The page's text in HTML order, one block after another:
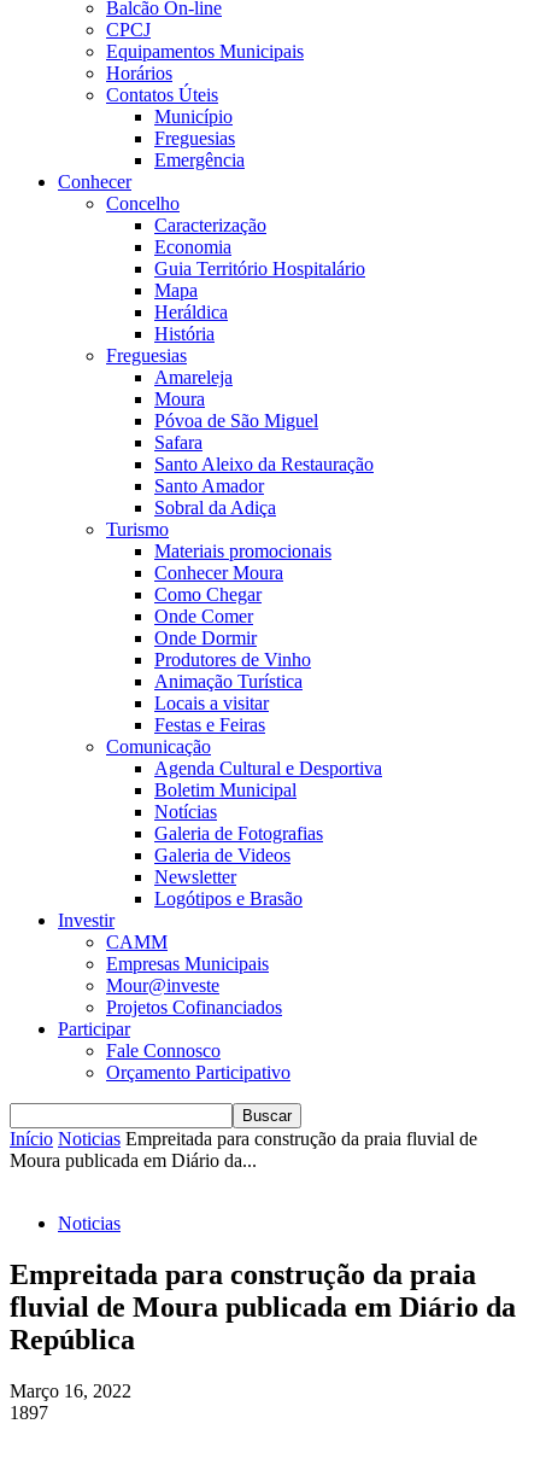
Balcão On-line
CPCJ
Equipamentos Municipais
Horários
Contatos Úteis
Município
Freguesias
Emergência
Conhecer
Concelho
Caracterização
Economia
Guia Território Hospitalário
Mapa
Heráldica
História
Freguesias
Amareleja
Moura
Póvoa de São Miguel
Safara
Santo Aleixo da Restauração
Santo Amador
Sobral da Adiça
Turismo
Materiais promocionais
Conhecer Moura
Como Chegar
Onde Comer
Onde Dormir
Produtores de Vinho
Animação Turística
Locais a visitar
Festas e Feiras
Comunicação
Agenda Cultural e Desportiva
Boletim Municipal
Notícias
Galeria de Fotografias
Galeria de Videos
Newsletter
Logótipos e Brasão
Investir
CAMM
Empresas Municipais
Mour@investe
Projetos Cofinanciados
Participar
Fale Connosco
Orçamento Participativo
Início Noticias Empreitada para construção da praia fluvial de
Moura publicada em Diário da...
Noticias
Empreitada para construção da praia
fluvial de Moura publicada em Diário da
República
Março 16, 2022
1897